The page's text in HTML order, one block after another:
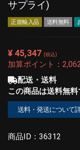
サプライ)
正規輸入品 送料無料
¥ 45,347 (税込)
加算ポイント：
配送・送料
この商品は送料無
送料・発送について
商品ID： 36312